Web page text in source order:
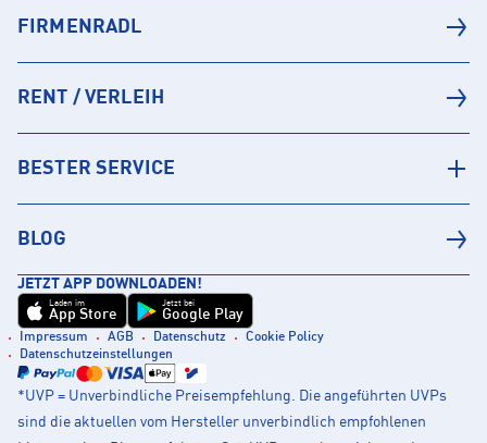
FIRMENRADL
RENT / VERLEIH
BESTER SERVICE
BLOG
JETZT APP DOWNLOADEN!
Laden im
App Store
Jetzt bei
Google Play
Impressum AGB Datenschutz
Cookie Policy
Datenschutzeinstellungen
*UVP = Unverbindliche Preisempfehlung. Die angeführten UVPs
sind die aktuellen vom Hersteller unverbindlich empfohlenen